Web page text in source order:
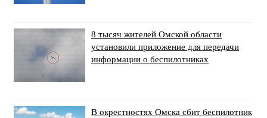
8 тысяч жителей Омской области
установили приложение для передачи
информации о беспилотниках
В окрестностях Омска сбит беспилотник